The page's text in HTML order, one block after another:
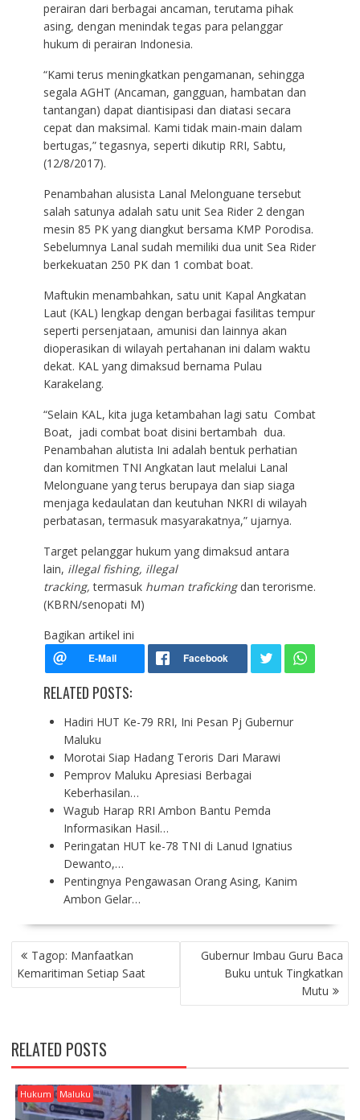
perairan dari berbagai ancaman, terutama pihak
asing, dengan menindak tegas para pelanggar
hukum di perairan Indonesia.
“Kami terus meningkatkan pengamanan, sehingga
segala AGHT (Ancaman, gangguan, hambatan dan
tantangan) dapat diantisipasi dan diatasi secara
cepat dan maksimal. Kami tidak main-main dalam
bertugas,” tegasnya, seperti dikutip RRI, Sabtu,
(12/8/2017).
Penambahan alusista Lanal Melonguane tersebut
salah satunya adalah satu unit Sea Rider 2 dengan
mesin 85 PK yang diangkut bersama KMP Porodisa.
Sebelumnya Lanal sudah memiliki dua unit Sea Rider
berkekuatan 250 PK dan 1 combat boat.
Maftukin menambahkan, satu unit Kapal Angkatan
Laut (KAL) lengkap dengan berbagai fasilitas tempur
seperti persenjataan, amunisi dan lainnya akan
dioperasikan di wilayah pertahanan ini dalam waktu
dekat. KAL yang dimaksud bernama Pulau
Karakelang.
“Selain KAL, kita juga ketambahan lagi satu Combat
Boat, jadi combat boat disini bertambah dua.
Penambahan alutista Ini adalah bentuk perhatian
dan komitmen TNI Angkatan laut melalui Lanal
Melonguane yang terus berupaya dan siap siaga
menjaga kedaulatan dan keutuhan NKRI di wilayah
perbatasan, termasuk masyarakatnya,” ujarnya.
Target pelanggar hukum yang dimaksud antara
lain, illegal fishing, illegal
tracking,termasuk human trafickingdan terorisme.
(KBRN/senopati M)
Bagikan artikel ini
RELATED POSTS:
Hadiri HUT Ke-79 RRI, Ini Pesan Pj Gubernur
Maluku
Morotai Siap Hadang Teroris Dari Marawi
Pemprov Maluku Apresiasi Berbagai
Keberhasilan…
Wagub Harap RRI Ambon Bantu Pemda
Informasikan Hasil…
Peringatan HUT ke-78 TNI di Lanud Ignatius
Dewanto,…
Pentingnya Pengawasan Orang Asing, Kanim
Ambon Gelar…
P
O
S
A
V
I
G
A
Tagop: Manfaatkan
Kemaritiman Setiap Saat
Gubernur Imbau Guru Baca
Buku untuk Tingkatkan
Mutu
RELATED POSTS
Hukum Maluku